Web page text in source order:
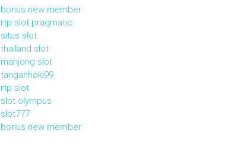
bonus new member
rtp slot pragmatic
situs slot
thailand slot
mahjong slot
tanganhoki99
rtp slot
slot olympus
slot777
bonus new member